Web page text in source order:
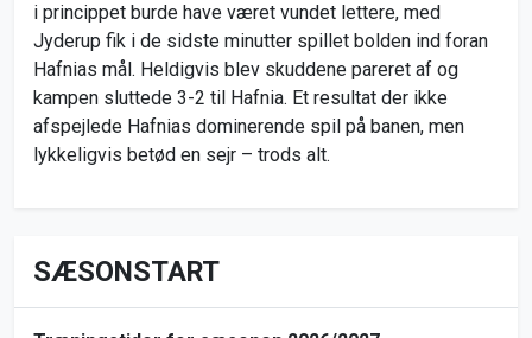
i princippet burde have været vundet lettere, med
Jyderup fik i de sidste minutter spillet bolden ind foran
Hafnias mål. Heldigvis blev skuddene pareret af og
kampen sluttede 3-2 til Hafnia. Et resultat der ikke
afspejlede Hafnias dominerende spil på banen, men
lykkeligvis betød en sejr – trods alt.
SÆSONSTART